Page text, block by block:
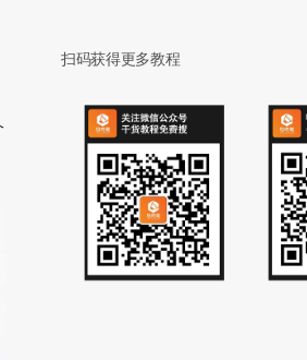
扫码获得更多教程